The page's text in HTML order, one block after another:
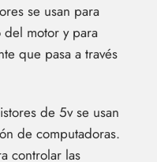
se usan para
motor y para
que pasa a través
de 5v se usan
de computadoras.
controlar las